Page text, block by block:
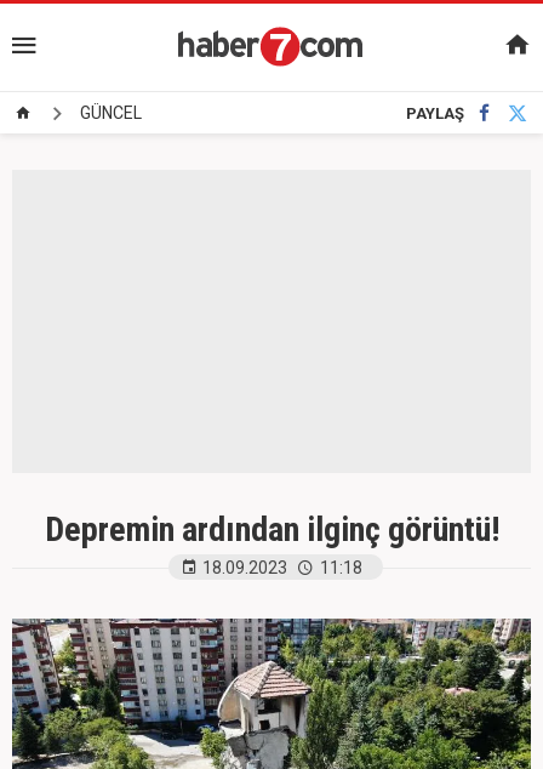
GÜNCEL PAYLAŞ
Depremin ardından ilginç görüntü!
18.09.2023 11:18